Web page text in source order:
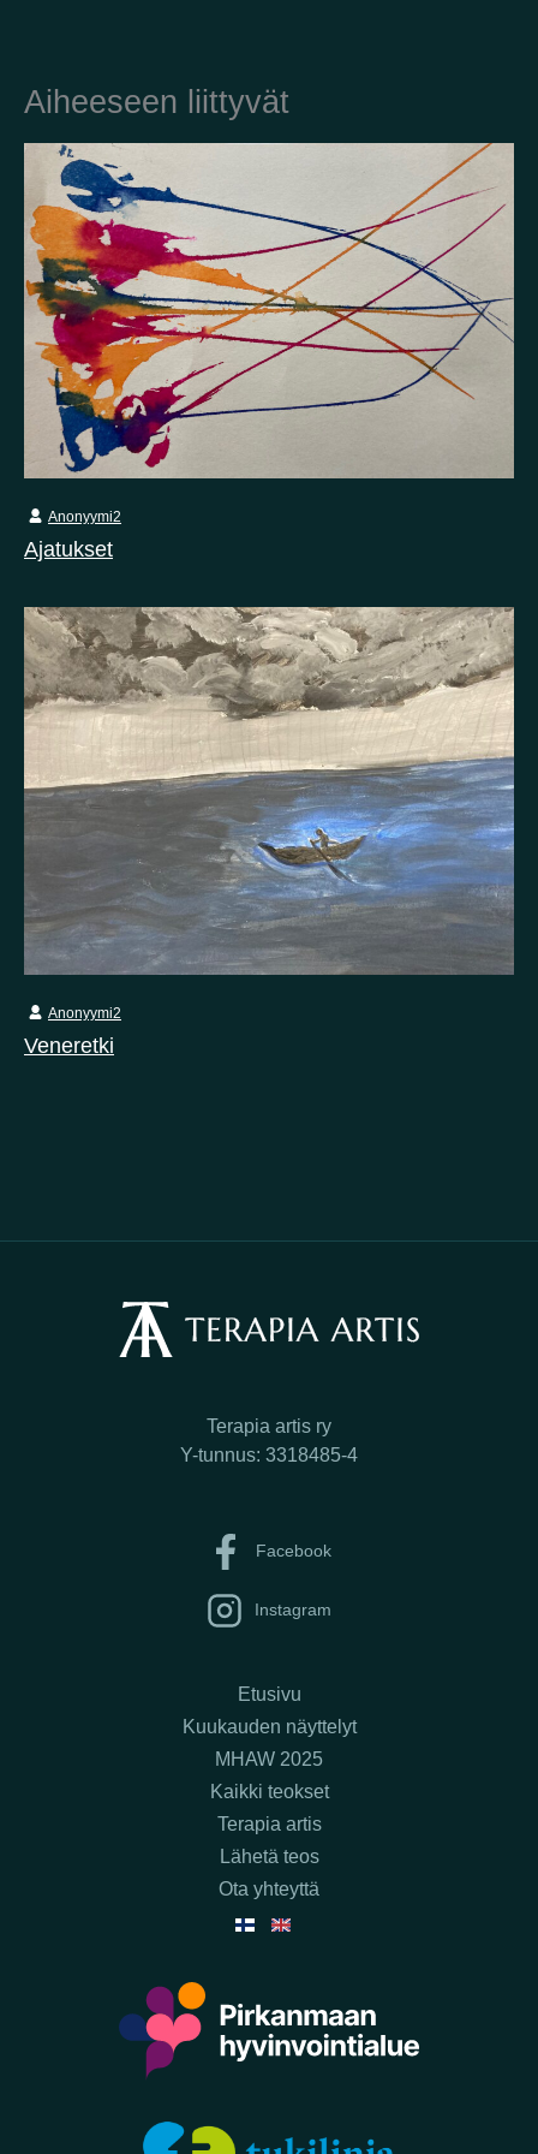
Yhdysvallat
Yhdistynyt kuningaskunta
Aiheeseen liittyvät
Ajatukset
Anonyymi2
Veneretki
Anonyymi2
Terapia artis ry
Y-tunnus: 3318485-4
Facebook
Instagram
Etusivu
Kuukauden näyttelyt
MHAW 2025
Kaikki teokset
Terapia artis
Lähetä teos
Ota yhteyttä